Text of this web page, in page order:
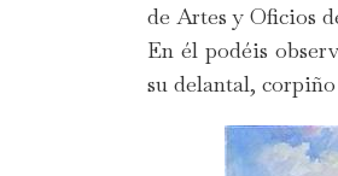
de Artes y Oficios
En él podéis
su delantal,